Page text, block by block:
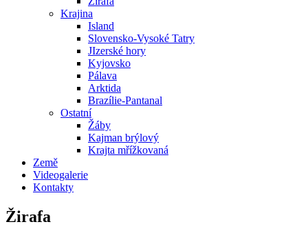
Krajina
Island
Slovensko-Vysoké Tatry
JIzerské hory
Kyjovsko
Pálava
Arktida
Brazílie-Pantanal
Ostatní
Žáby
Kajman brýlový
Krajta mřížkovaná
Země
Videogalerie
Kontakty
Žirafa